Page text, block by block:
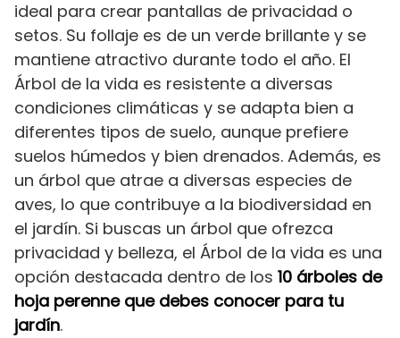
ideal para crear pantallas de privacidad o
setos. Su follaje es de un verde brillante y se
mantiene atractivo durante todo el año. El
Árbol de la vida es resistente a diversas
condiciones climáticas y se adapta bien a
diferentes tipos de suelo, aunque prefiere
suelos húmedos y bien drenados. Además, es
un árbol que atrae a diversas especies de
aves, lo que contribuye a la biodiversidad en
el jardín. Si buscas un árbol que ofrezca
privacidad y belleza, el Árbol de la vida es una
opción destacada dentro de los 10 árboles de
hoja perenne que debes conocer para tu
jardín.